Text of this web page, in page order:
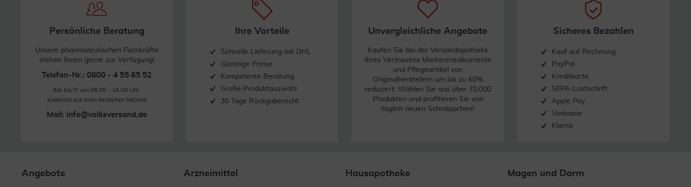
Persönliche Beratung
Unsere pharmazeutischen Fachkräfte
stehen Ihnen gerne zur Verfügung!
Telefon-Nr.: 0800 - 4 55 65 52
(Mo bis Fr von 08.00 - 16.00 Uhr,
kostenlos aus allen deutschen Netzen)
Mail: info@volksversand.de
Ihre Vorteile
Schnelle Lieferung mit DHL
Günstige Preise
Kompetente Beratung
Große Produktauswahl
30 Tage Rückgaberecht
Unvergleichliche Angebote
Kaufen Sie bei der Versandapotheke
Ihres Vertrauens Markenmedikamente
und Pflegeartikel von
Originalherstellern um bis zu 60%
reduziert. Wählen Sie aus über 70.000
Produkten und profitieren Sie von
täglich neuen Schnäppchen!
Sicheres Bezahlen
Kauf auf Rechnung
PayPal
Kreditkarte
SEPA-Lastschrift
Apple Pay
Vorkasse
Klarna
Angebote Arzneimittel Hausapotheke Magen und Darm